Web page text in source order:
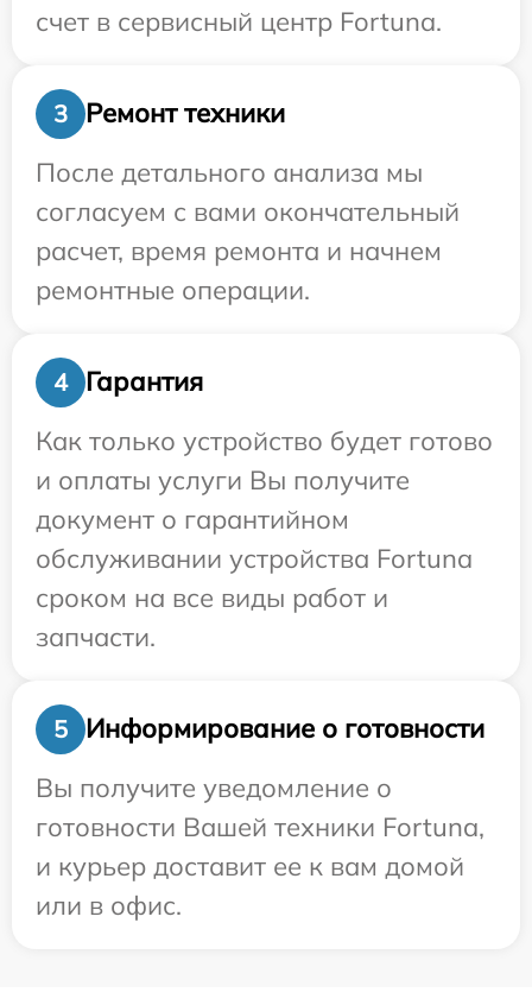
счет в сервисный центр Fortuna.
3
Ремонт техники
После детального анализа мы
согласуем с вами окончательный
расчет, время ремонта и начнем
ремонтные операции.
4
Гарантия
Как только устройство будет готово
и оплаты услуги Вы получите
документ о гарантийном
обслуживании устройства Fortuna
сроком на все виды работ и
запчасти.
5
Информирование о готовности
Вы получите уведомление о
готовности Вашей техники Fortuna,
и курьер доставит ее к вам домой
или в офис.